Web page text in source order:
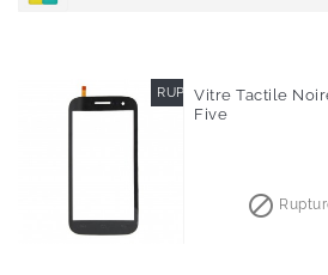
RUPTURE DE STOCK
Vitre Tactile
Five
